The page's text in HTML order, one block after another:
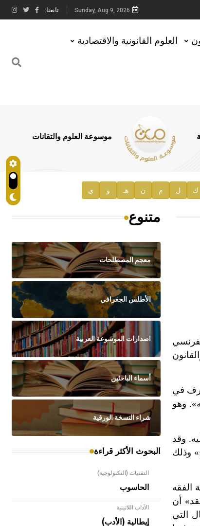
Sunday, Aug 9, 2026 تابعنا:
العلوم القانونية والاقتصادية
موسوعة العلوم والتقانات
ك ل م ن هـ و ي
والقانون
في
وهو
وقد
وذلك
الفقه
أن
التي
متنوع
معجم المصطلحات
الأطلس الجغرافي
اصدارات الموسوعة العربية
أسماء الباحثين
شراء النسخة الورقية
البحوث الأكثر قراءة
التقنيات (التكنولوجية)
الحاسوب
الآداب اللاتينية
إيطالية (الأدب)